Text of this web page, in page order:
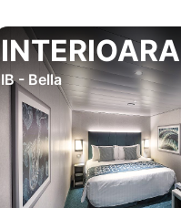
INTERIOARA
IB - Bella